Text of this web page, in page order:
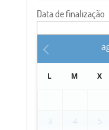
Data de finalização
L M X
3
4 5